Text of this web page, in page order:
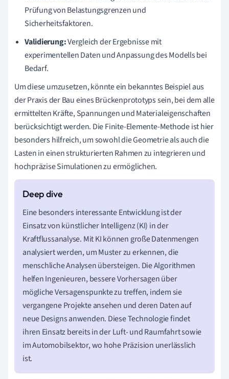
Prüfung von Belastungsgrenzen und
Sicherheitsfaktoren.
Validierung:Vergleich der Ergebnisse mit
experimentellen Daten und Anpassung des Modells bei
Bedarf.
Um diese umzusetzen, könnte ein bekanntes Beispiel aus
der Praxis der Bau eines Brückenprototyps sein, bei dem alle
ermittelten Kräfte, Spannungen und Materialeigenschaften
berücksichtigt werden. Die Finite-Elemente-Methode ist hier
besonders hilfreich, um sowohl die Geometrie als auch die
Lasten in einen strukturierten Rahmen zu integrieren und
hochpräzise Simulationen zu ermöglichen.
Eine besonders interessante Entwicklung ist der
Einsatz von künstlicher Intelligenz (KI) in der
Kraftflussanalyse. Mit KI können große Datenmengen
analysiert werden, um Muster zu erkennen, die
menschliche Analysen übersteigen. Die Algorithmen
helfen Ingenieuren, bessere Vorhersagen über
mögliche Versagenspunkte zu treffen, indem sie
vergangene Projekte ansehen und deren Daten auf
neue Designs anwenden. Diese Technologie findet
ihren Einsatz bereits in der Luft- und Raumfahrt sowie
im Automobilsektor, wo hohe Präzision unerlässlich
ist.